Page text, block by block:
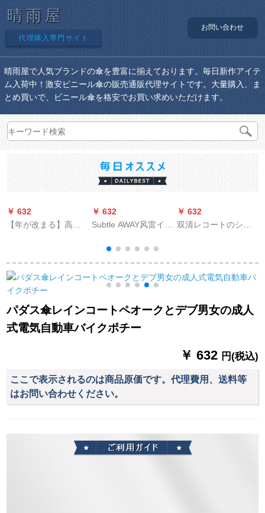
晴雨屋
代理購入専門サイト
お問い合わせ
晴雨屋で人気ブランドの傘を豊富に揃えております。毎日新作アイテ
ム入荷中！激安ビニール傘の販売通販代理サイトです。大量購入、ま
とめ買いで、ビニール傘を格安でお買い求めいただけます。
￥ 632
【年が改まる】高級
スした自動長柄傘ペ
アゴルフ傘強化防風
アウドア晴雨兼用傘
カースタスマイズ折
りたたみ畳全自動テ
ープ126 CM黒赤赤
￥ 632
Subtle AWAY风雷イン
ラックトラック
￥ 632
双清レコートのシン
成人はさらに厚いオ
ーケーを追加しまし
パダス傘レインコートペオークとデブ男女の成人
式電気自動車バイクポチー
￥ 632 円(税込)
ここで表示されるのは商品原価です。代理費用、送料等
はお問い合わせください。